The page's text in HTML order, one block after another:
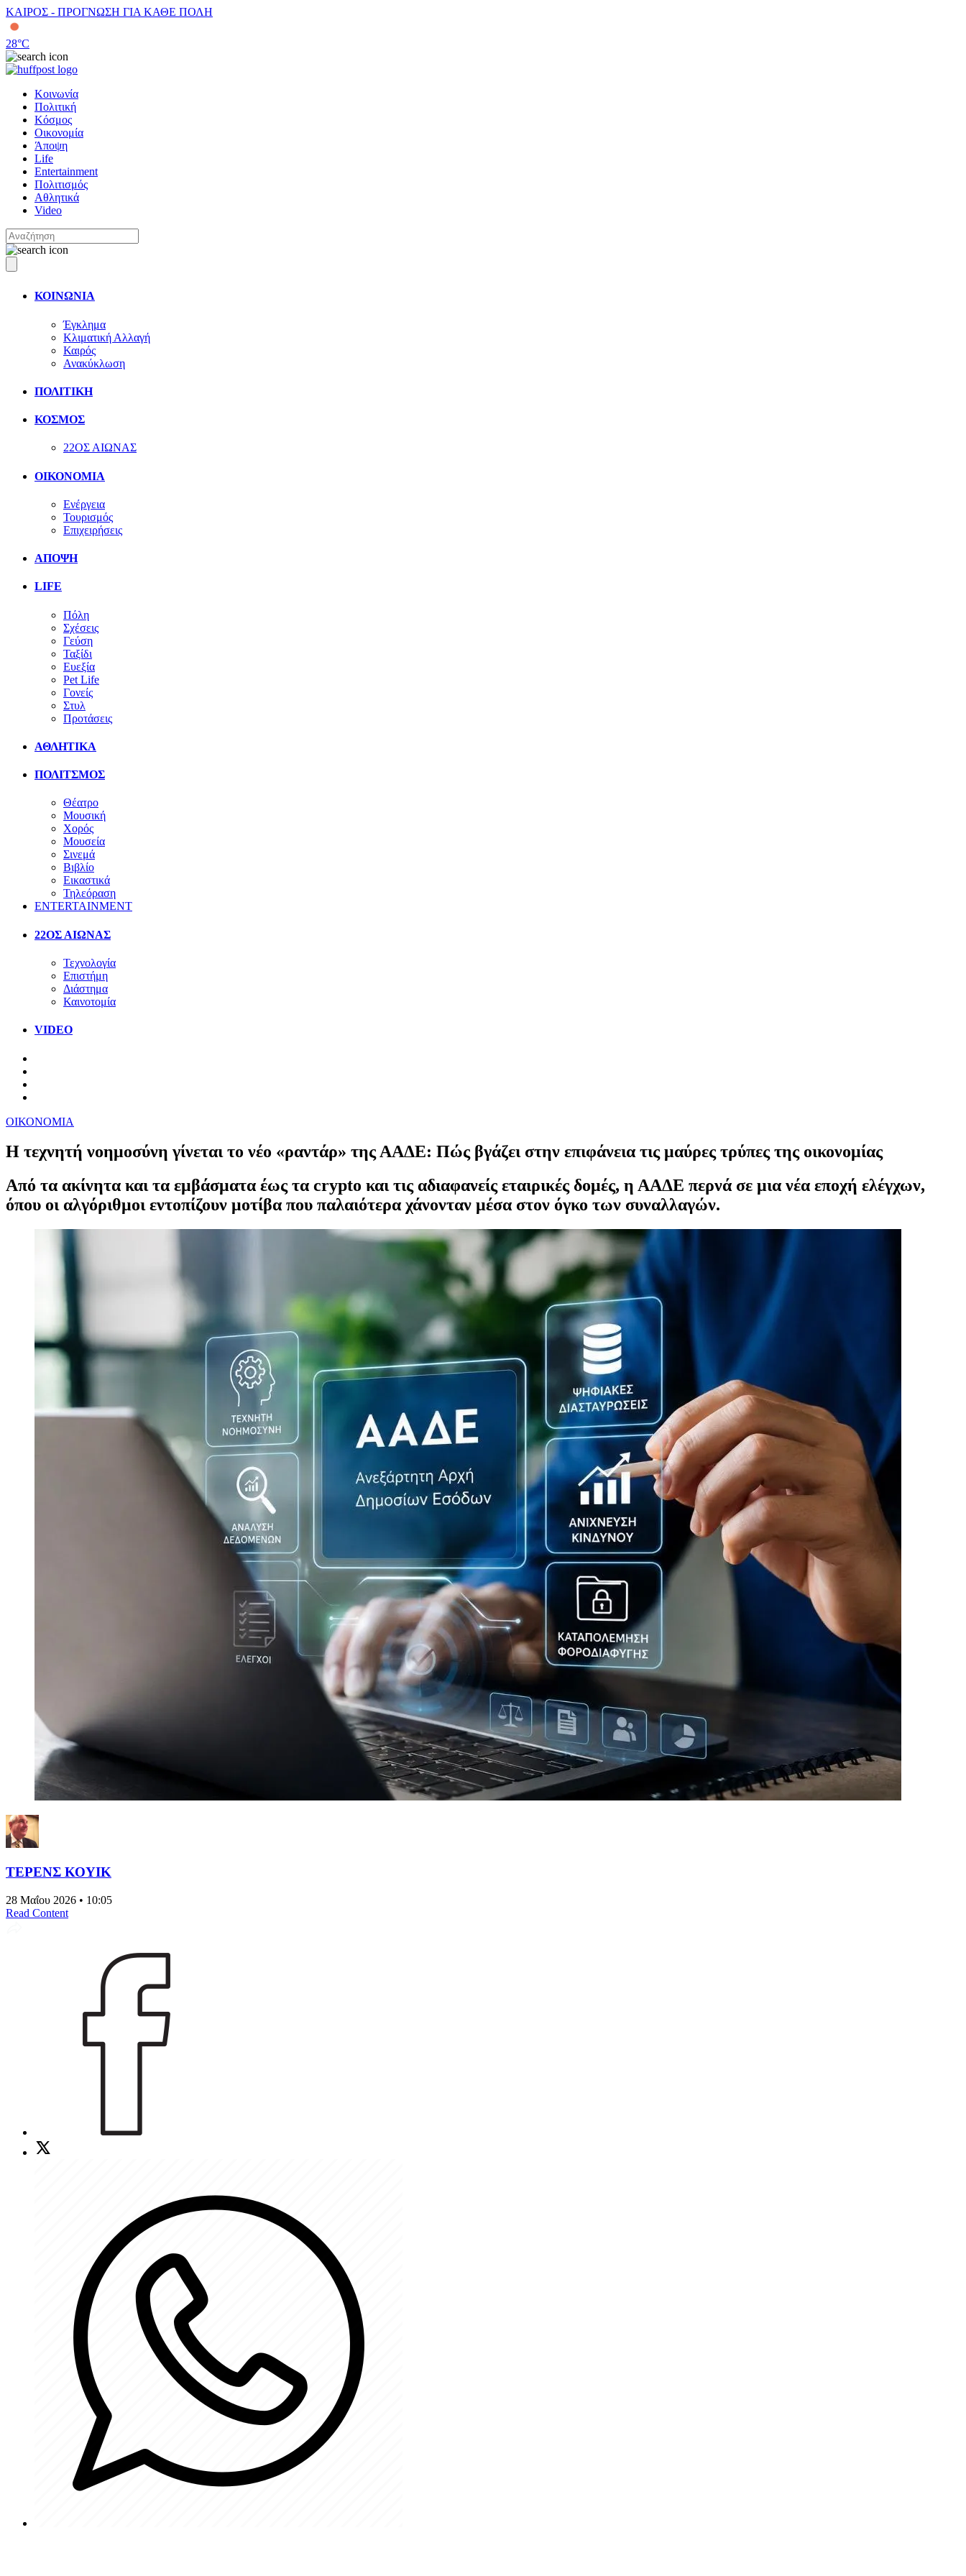
ΚΑΙΡΟΣ - ΠΡΟΓΝΩΣΗ ΓΙΑ ΚΑΘΕ ΠΟΛΗ
28°C
Κοινωνία
Πολιτική
Κόσμος
Οικονομία
Άποψη
Life
Entertainment
Πολιτισμός
Αθλητικά
Video
ΚΟΙΝΩΝΙΑ
Έγκλημα
Κλιματική Αλλαγή
Καιρός
Ανακύκλωση
ΠΟΛΙΤΙΚΗ
ΚΟΣΜΟΣ
22ΟΣ ΑΙΩΝΑΣ
ΟΙΚΟΝΟΜΙΑ
Ενέργεια
Τουρισμός
Επιχειρήσεις
ΑΠΟΨΗ
LIFE
Πόλη
Σχέσεις
Γεύση
Ταξίδι
Ευεξία
Pet Life
Γονείς
Στυλ
Προτάσεις
ΑΘΛΗΤΙΚΑ
ΠΟΛΙΤΣΜΟΣ
Θέατρο
Μουσική
Χορός
Μουσεία
Σινεμά
Βιβλίο
Εικαστικά
Τηλεόραση
ENTERTAINMENT
22ΟΣ ΑΙΩΝΑΣ
Τεχνολογία
Επιστήμη
Διάστημα
Καινοτομία
VIDEO
ΟΙΚΟΝΟΜΙΑ
Η τεχνητή νοημοσύνη γίνεται το νέο «ραντάρ» της ΑΑΔΕ: Πώς βγάζει στην επιφάνεια τις μαύρες τρύπες της οικονομίας
Από τα ακίνητα και τα εμβάσματα έως τα crypto και τις αδιαφανείς εταιρικές δομές, η ΑΑΔΕ περνά σε μια νέα εποχή ελέγχων,
όπου οι αλγόριθμοι εντοπίζουν μοτίβα που παλαιότερα χάνονταν μέσα στον όγκο των συναλλαγών.
ΤΕΡΕΝΣ ΚΟΥΙΚ
28 Μαΐου 2026 • 10:05
Read Content